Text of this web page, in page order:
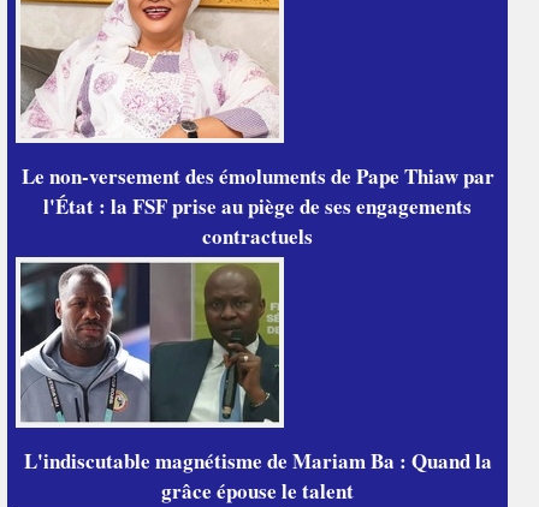
Le non-versement des émoluments de Pape Thiaw par
l'État : la FSF prise au piège de ses engagements
contractuels
L'indiscutable magnétisme de Mariam Ba : Quand la
grâce épouse le talent